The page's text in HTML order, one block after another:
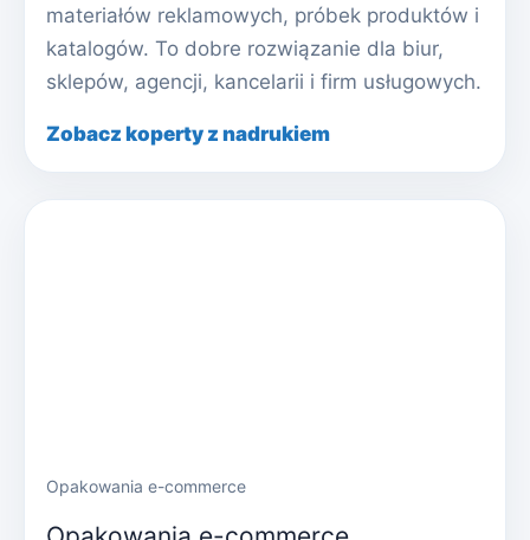
materiałów reklamowych, próbek produktów i
katalogów. To dobre rozwiązanie dla biur,
sklepów, agencji, kancelarii i firm usługowych.
Zobacz koperty z nadrukiem
Opakowania e-commerce